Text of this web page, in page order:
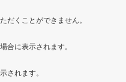
だくことができません。
合に表示されます。
されます。